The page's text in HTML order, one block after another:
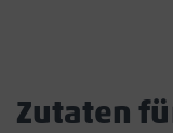
Zutaten